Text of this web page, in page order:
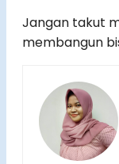
Jangan takut
membangun